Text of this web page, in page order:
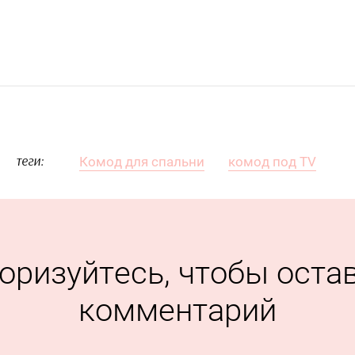
теги: Комод для спальни комод под TV
чтобы
комментарий